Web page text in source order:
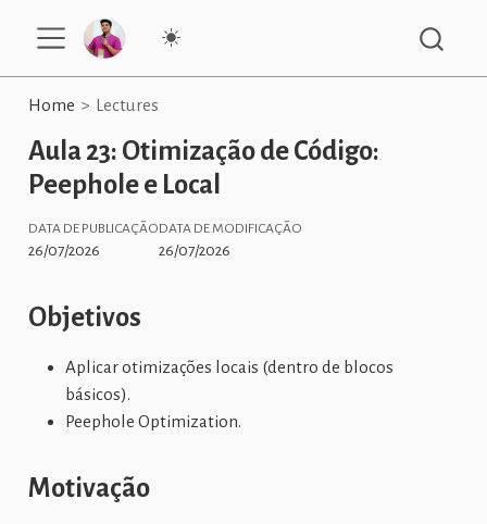
Home Lectures
Aula 23: Otimização de Código:
Peephole e Local
DATA DE PUBLICAÇÃO
26/07/2026
DATA DE MODIFICAÇÃO
26/07/2026
Objetivos
Aplicar otimizações locais (dentro de blocos
básicos).
Peephole Optimization.
Motivação